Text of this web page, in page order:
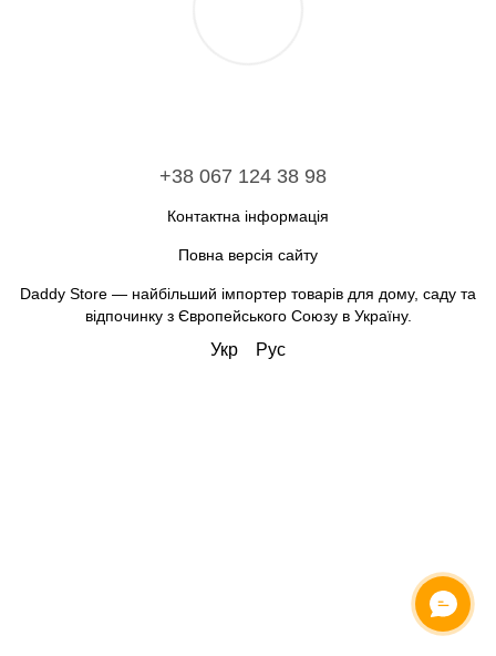
+38 067 124 38 98
Контактна інформація
Повна версія сайту
Daddy Store — найбільший імпортер товарів для дому, саду та
відпочинку з Європейського Союзу в Україну.
Укр Рус